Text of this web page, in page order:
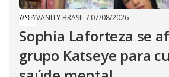
VANITY BRASIL/ 07/08/2026
Sophia Laforteza se
grupo Katseye para